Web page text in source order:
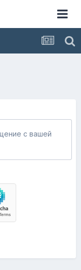
с вашей